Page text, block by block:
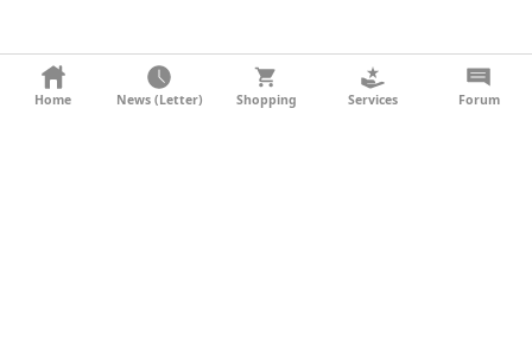
KONTAKT
Home News (Letter) Shopping Services Forum